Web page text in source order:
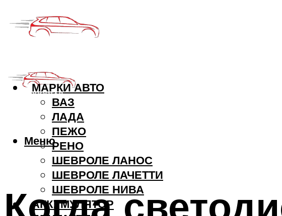
МАРКИ АВТО
ВАЗ
ЛАДА
ПЕЖО
РЕНО
ШЕВРОЛЕ ЛАНОС
ШЕВРОЛЕ ЛАЧЕТТИ
ШЕВРОЛЕ НИВА
АККУМУЛЯТОР
Меню
Когда